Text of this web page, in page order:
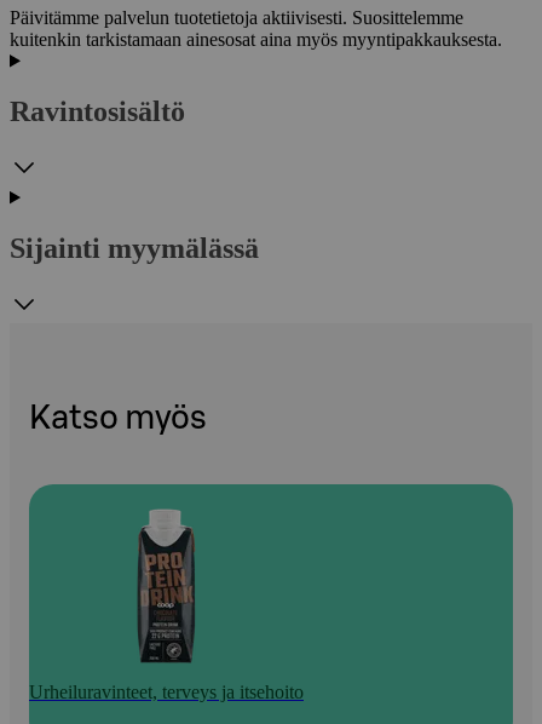
Päivitämme palvelun tuotetietoja aktiivisesti. Suosittelemme
kuitenkin tarkistamaan ainesosat aina myös myyntipakkauksesta.
Ravintosisältö
Sijainti myymälässä
Katso myös
Urheiluravinteet, terveys ja itsehoito